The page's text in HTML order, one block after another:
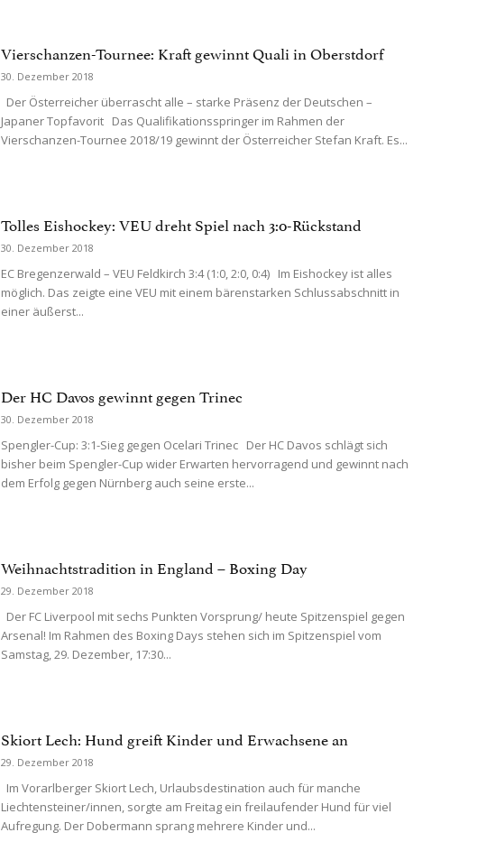
Vierschanzen-Tournee: Kraft gewinnt Quali in Oberstdorf
30. Dezember 2018
Der Österreicher überrascht alle – starke Präsenz der Deutschen –
Japaner Topfavorit Das Qualifikationsspringer im Rahmen der
Vierschanzen-Tournee 2018/19 gewinnt der Österreicher Stefan Kraft. Es...
Tolles Eishockey: VEU dreht Spiel nach 3:0-Rückstand
30. Dezember 2018
EC Bregenzerwald – VEU Feldkirch 3:4 (1:0, 2:0, 0:4) Im Eishockey ist alles
möglich. Das zeigte eine VEU mit einem bärenstarken Schlussabschnitt in
einer äußerst...
Der HC Davos gewinnt gegen Trinec
30. Dezember 2018
Spengler-Cup: 3:1-Sieg gegen Ocelari Trinec Der HC Davos schlägt sich
bisher beim Spengler-Cup wider Erwarten hervorragend und gewinnt nach
dem Erfolg gegen Nürnberg auch seine erste...
Weihnachtstradition in England – Boxing Day
29. Dezember 2018
Der FC Liverpool mit sechs Punkten Vorsprung/ heute Spitzenspiel gegen
Arsenal! Im Rahmen des Boxing Days stehen sich im Spitzenspiel vom
Samstag, 29. Dezember, 17:30...
Skiort Lech: Hund greift Kinder und Erwachsene an
29. Dezember 2018
Im Vorarlberger Skiort Lech, Urlaubsdestination auch für manche
Liechtensteiner/innen, sorgte am Freitag ein freilaufender Hund für viel
Aufregung. Der Dobermann sprang mehrere Kinder und...